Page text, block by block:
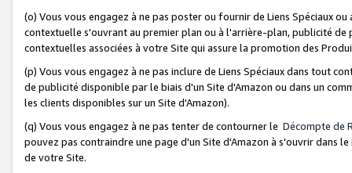
(o) Vous vous engagez à ne pas poster ou fournir de Liens Spéciaux
contextuelle s'ouvrant au premier plan ou à l'arrière-plan, publicité
contextuelles associées à votre Site qui assure la promotion des
(p) Vous vous engagez à ne pas inclure de Liens Spéciaux dans tout
de publicité disponible par le biais d'un Site d'Amazon ou dans un
les clients disponibles sur un Site d'Amazon).
(q) Vous vous engagez à ne pas tenter de contourner le Décompte de
pouvez pas contraindre une page d'un Site d'Amazon à s'ouvrir dans
de votre Site.